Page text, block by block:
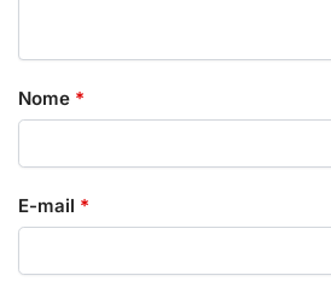
Nome *
E-mail *